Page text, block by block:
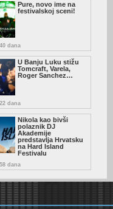
Pure, novo ime na
festivalskoj sceni!
dana
U Banju Luku stižu
Tomcraft, Varela,
Roger Sanchez…
dana
Nikola kao bivši
polaznik DJ
Akademije
predstavlja Hrvatsku
na Hard Island
Festivalu
dana